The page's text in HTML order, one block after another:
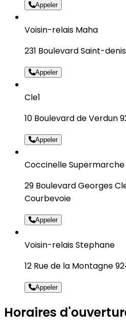
Appeler
Voisin-relais Maha
231 Boulevard Saint-
Appeler
Cle1
10 Boulevard de Verdun
Appeler
Coccinelle Supermarche
29 Boulevard Georges
Courbevoie
Appeler
Voisin-relais Stephane
12 Rue de la Montagne
Appeler
Horaires